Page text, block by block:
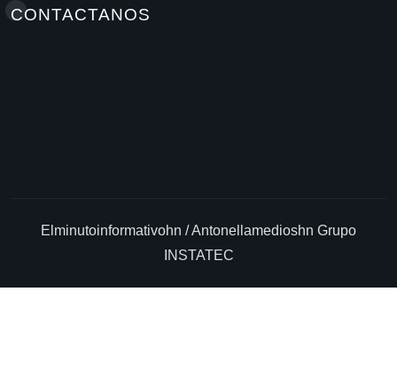
Elminutoinformativohn / Antonellamedioshn Grupo